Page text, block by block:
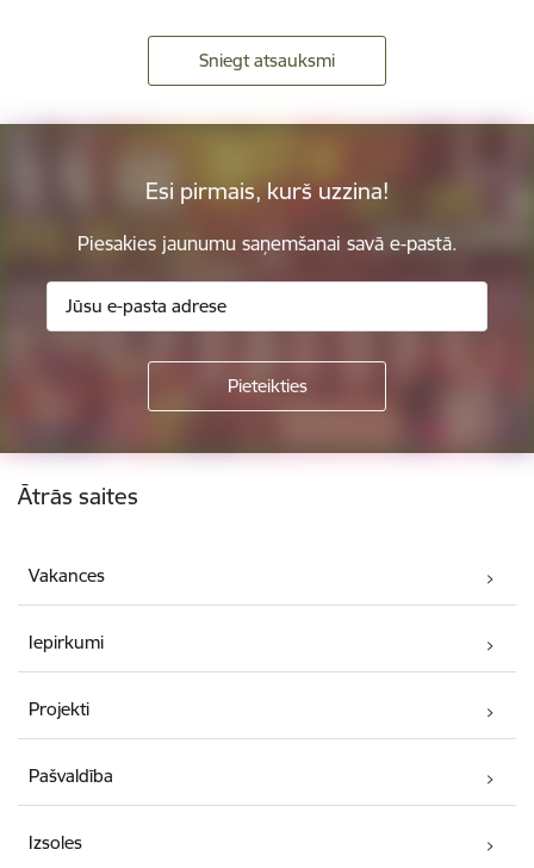
Sniegt atsauksmi
Esi pirmais, kurš uzzina!
Piesakies jaunumu saņemšanai savā e-pastā.
Kājene
Ātrās saites
Vakances
Iepirkumi
Projekti
Pašvaldība
Izsoles